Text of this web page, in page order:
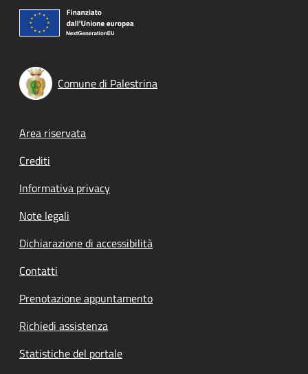
Comune di Palestrina
Footer menu
Area riservata
Crediti
Informativa privacy
Note legali
Dichiarazione di accessibilità
Contatti
Prenotazione appuntamento
Richiedi assistenza
Statistiche del portale